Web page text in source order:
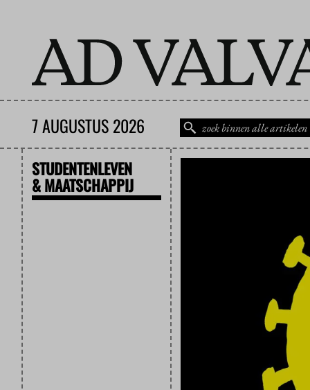
7 AUGUSTUS 2026
STUDENTENLEVEN
& MAATSCHAPPIJ